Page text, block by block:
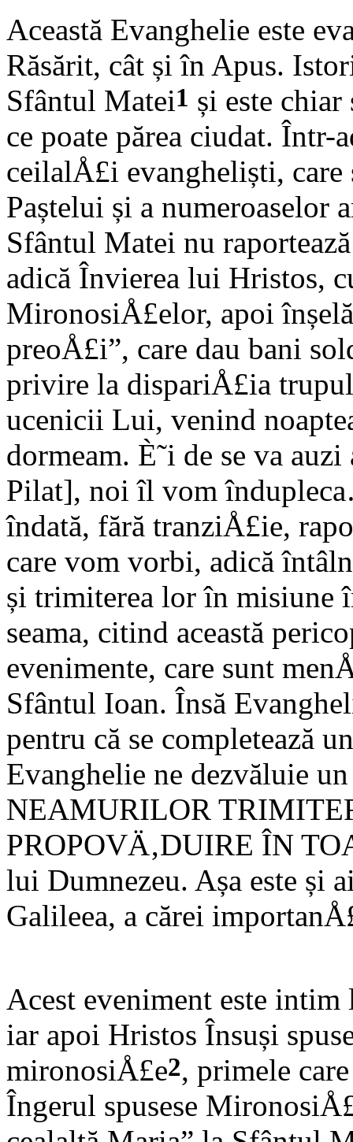
Această Evanghelie este
Răsărit, cât și în Apus.
Sfântul Matei1 și este
ce poate părea ciudat. Într-
ceilalÅ£i evangheliști, care
Paștelui și a numeroaselor
Sfântul Matei nu
adică Învierea lui Hristos,
MironosiÅ£elor, apoi
preoÅ£i”, care dau bani
privire la dispariÅ£ia
ucenicii Lui, venind
dormeam. È˜i de se va
Pilat], noi îl vom
îndată, fără tranziÅ£ie,
care vom vorbi, adică
și trimiterea lor în misiune
seama, citind această
evenimente, care sunt
Sfântul Ioan. Însă
pentru că se completează
Evanghelie ne dezvăluie
NEAMURILOR
PROPOVÄ‚DUIRE ÎN
lui Dumnezeu. Așa este și
Galileea, a cărei
Acest eveniment este
iar apoi Hristos Însuși
mironosiÅ£e2, primele
Îngerul spusese